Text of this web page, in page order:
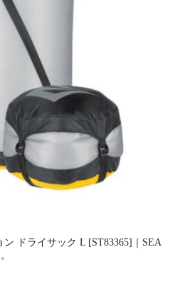
ドライサック L [ST83365]｜SEA